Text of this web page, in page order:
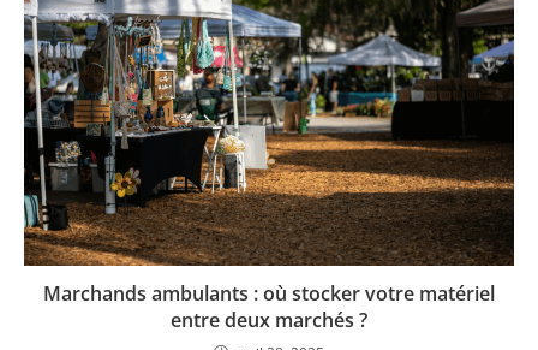
Marchands ambulants : où stocker votre matériel
entre deux marchés ?